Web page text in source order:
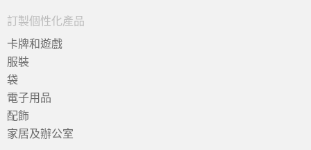
訂製個性化產品
卡牌和遊戲
服裝
袋
電子用品
配飾
家居及辦公室